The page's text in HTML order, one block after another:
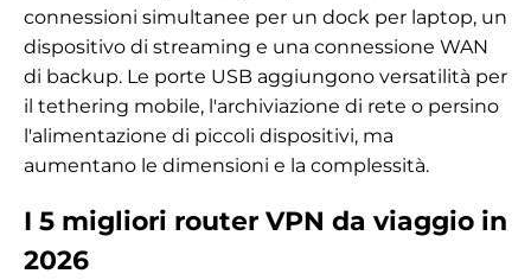
connessioni simultanee per un dock per laptop, un
dispositivo di streaming e una connessione WAN
di backup. Le porte USB aggiungono versatilità per
il tethering mobile, l'archiviazione di rete o persino
l'alimentazione di piccoli dispositivi, ma
aumentano le dimensioni e la complessità.
I 5 migliori router VPN da viaggio in
2026